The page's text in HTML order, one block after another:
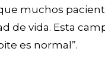
muchos
de vida. Esta
es normal”.